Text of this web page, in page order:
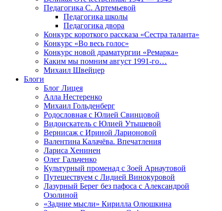
Педагогика С. Артемьевой
Педагогика школы
Педагогика двора
Конкурс короткого рассказа «Сестра таланта»
Конкурс «Во весь голос»
Конкурс новой драматургии «Ремарка»
Каким мы помним август 1991-го…
Михаил Швейцер
Блоги
Блог Лицея
Алла Нестеренко
Михаил Гольденберг
Родословная с Юлией Свинцовой
Видоискатель с Юлией Утышевой
Вернисаж с Ириной Ларионовой
Валентина Калачёва. Впечатления
Лариса Хенинен
Олег Гальченко
Культурный променад с Зоей Арнаутовой
Путешествуем с Лидией Винокуровой
Лазурный Берег без пафоса с Александрой
Озолиной
«Задние мысли» Кирилла Олюшкина